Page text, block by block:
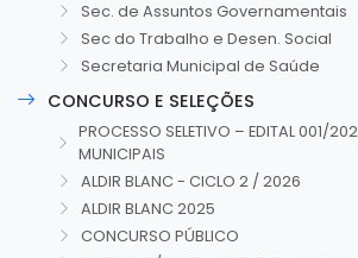
Sec. de Assuntos Governamentais
Sec do Trabalho e Desen. Social
Secretaria Municipal de Saúde
CONCURSO E SELEÇÕES
PROCESSO SELETIVO – EDITAL 001/
MUNICIPAIS
ALDIR BLANC - CICLO 2 / 2026
ALDIR BLANC 2025
CONCURSO PÚBLICO